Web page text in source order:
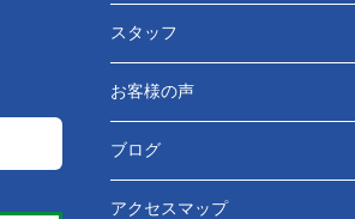
スタッフ
お客様の声
ブログ
アクセスマップ